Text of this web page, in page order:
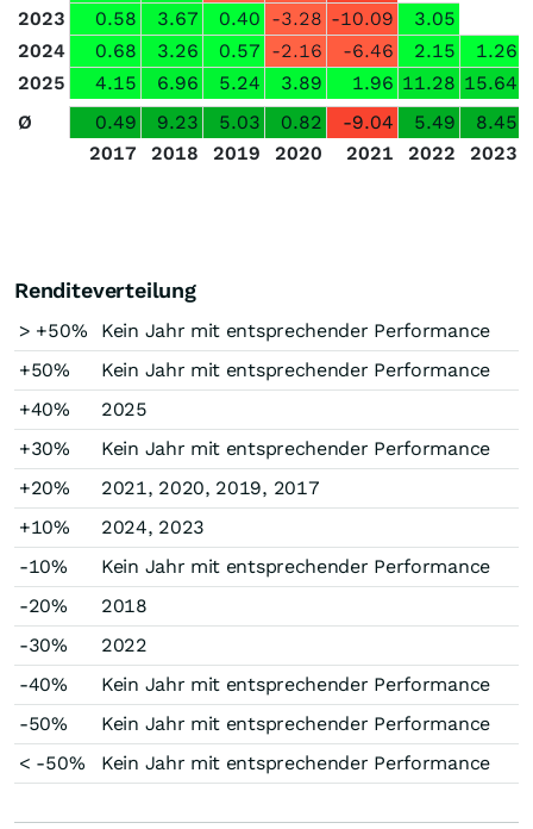
2023
0.58 3.67 0.40 -3.28 -10.09
3.05
2024
0.68 3.26 0.57 -2.16 -6.46 2.15
1.26
2025
4.15 6.96 5.24 3.89 1.96 11.28 15.64
Ø
0.49 9.23 5.03 0.82 -9.04 5.49 8.45
2017
2018 2019 2020 2021 2022 2023
Renditeverteilung
> +50%
Kein Jahr mit entsprechender Performance
+50%
Kein Jahr mit entsprechender Performance
+40%
2025
+30%
Kein Jahr mit entsprechender Performance
+20%
2021, 2020, 2019, 2017
+10%
2024, 2023
-10%
Kein Jahr mit entsprechender Performance
-20%
2018
-30%
2022
-40%
Kein Jahr mit entsprechender Performance
-50%
Kein Jahr mit entsprechender Performance
< -50%
Kein Jahr mit entsprechender Performance